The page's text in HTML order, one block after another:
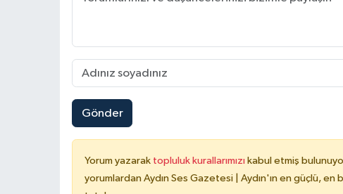
Gönder
Yorum yazarak topluluk kurallarımızı kabul etmiş
yorumlardan Aydın Ses Gazetesi | Aydın'ın en güçlü,